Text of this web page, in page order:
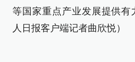
等国家重点产业发展提供有
人日报客户端记者曲欣悦）